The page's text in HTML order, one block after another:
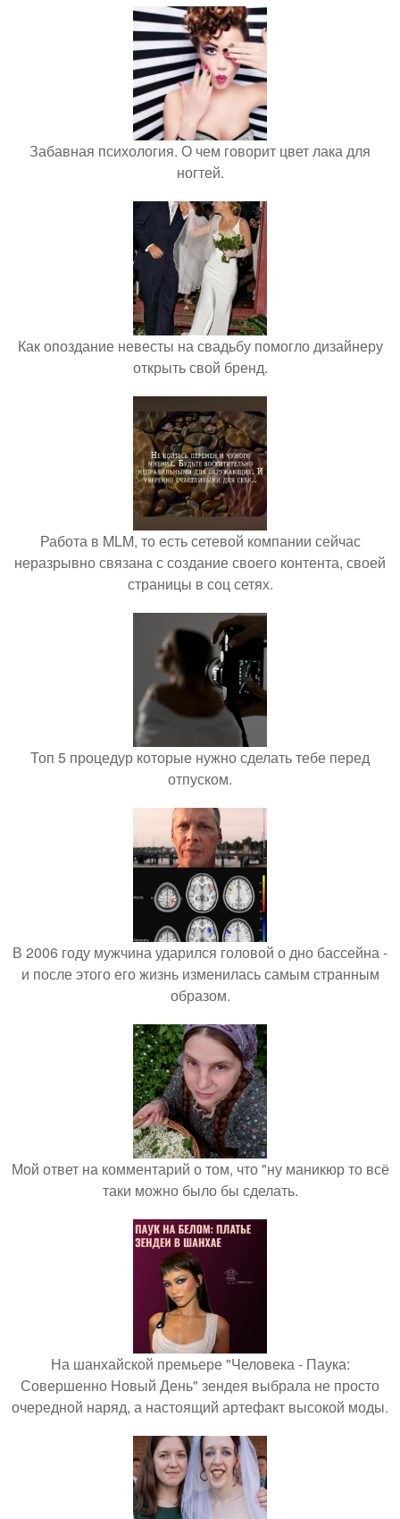
Забавная психология. О чем говорит цвет лака для
ногтей.
Как опоздание невесты на свадьбу помогло дизайнеру
открыть свой бренд.
Работа в MLM, то есть сетевой компании сейчас
неразрывно связана с создание своего контента, своей
страницы в соц сетях.
Топ 5 процедур которые нужно сделать тебе перед
отпуском.
В 2006 году мужчина ударился головой о дно бассейна -
и после этого его жизнь изменилась самым странным
образом.
Мой ответ на комментарий о том, что "ну маникюр то всё
таки можно было бы сделать.
На шанхайской премьере "Человека - Паука:
Совершенно Новый День" зендея выбрала не просто
очередной наряд, а настоящий артефакт высокой моды.